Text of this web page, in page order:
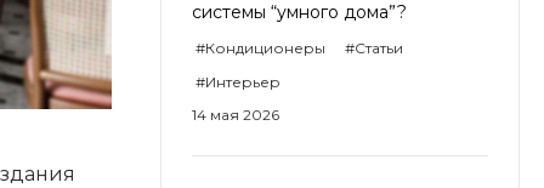
системы “умного дома”?
#Кондиционеры
#Статьи
#Интерьер
14 мая 2026